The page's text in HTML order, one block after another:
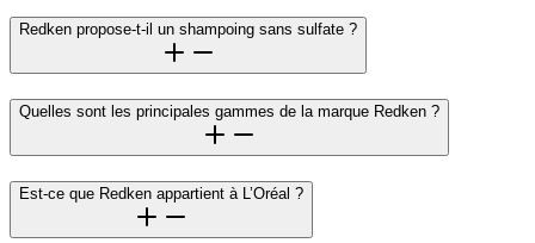
Redken propose-t-il un shampoing sans sulfate ?
Quelles sont les principales gammes de la marque Redken ?
Est-ce que Redken appartient à L’Oréal ?